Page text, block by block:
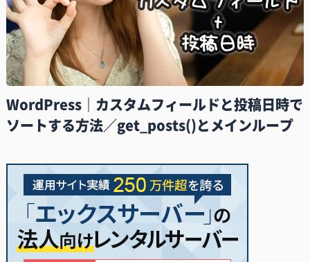
WordPress｜カスタムフィールドと投稿日時で
ソートする方法／get_posts()とメインループ